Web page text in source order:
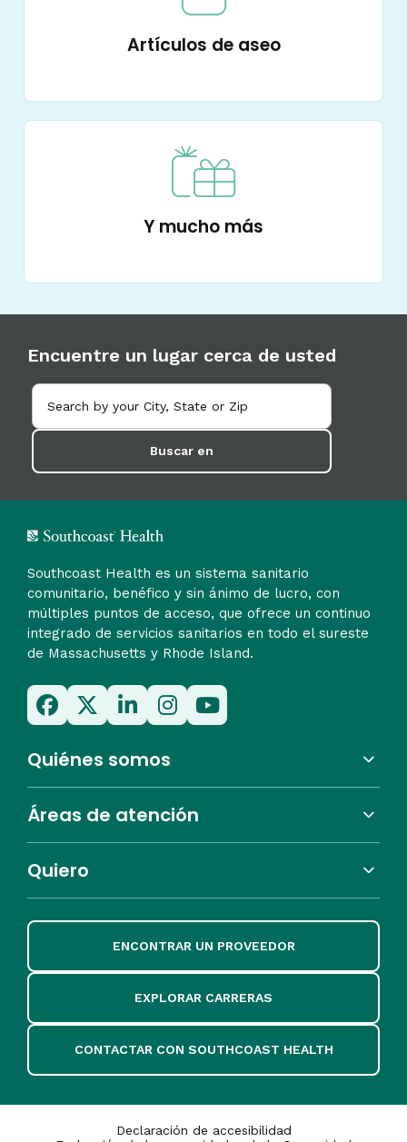
Artículos de aseo
Y mucho más
Encuentre un lugar cerca de usted
Buscar en
Southcoast Health es un sistema sanitario
comunitario, benéfico y sin ánimo de lucro, con
múltiples puntos de acceso, que ofrece un continuo
integrado de servicios sanitarios en todo el sureste
de Massachusetts y Rhode Island.
Quiénes somos
Áreas de atención
Quiero
ENCONTRAR UN PROVEEDOR
EXPLORAR CARRERAS
CONTACTAR CON SOUTHCOAST HEALTH
Declaración de accesibilidad